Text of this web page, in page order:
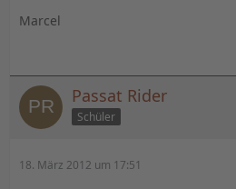
Marcel
Passat Rider
Schüler
18. März 2012 um 17:51